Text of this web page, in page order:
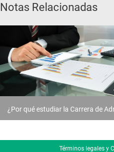
Notas Relacionadas
¿Por qué estudiar la Carrera de
Términos legales y